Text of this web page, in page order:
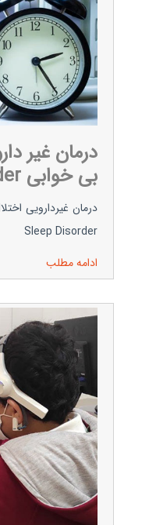
درمان غیر
بی خوابی Sleep Disorder
درمان غیردارویی
Sleep Disorder
ادامه مطلب